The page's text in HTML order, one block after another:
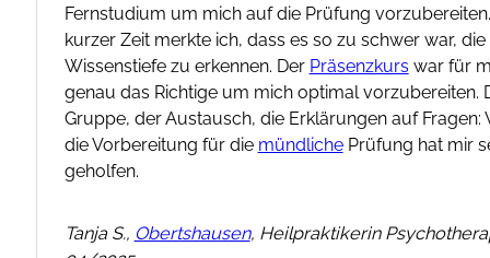
Fernstudium um mich auf die Prüfung
kurzer Zeit merkte ich, dass es so zu schwer war,
Wissenstiefe zu erkennen. Der Präsenzkurs war für
genau das Richtige um mich optimal vorzubereiten.
Gruppe, der Austausch, die Erklärungen auf Fragen:
die Vorbereitung für die mündlichePrüfung hat mir
geholfen.
Tanja S., Obertshausen, Heilpraktikerin